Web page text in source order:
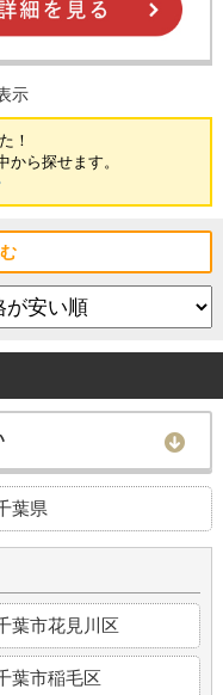
示
！
から探せます。
葉県
葉市花見川区
葉市稲毛区